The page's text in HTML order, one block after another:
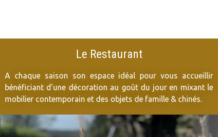
Le Restaurant
A chaque saison son espace idéal pour vous accueillir
bénéficiant d’une décoration au goût du jour en mixant le
mobilier contemporain et des objets de famille & chinés.